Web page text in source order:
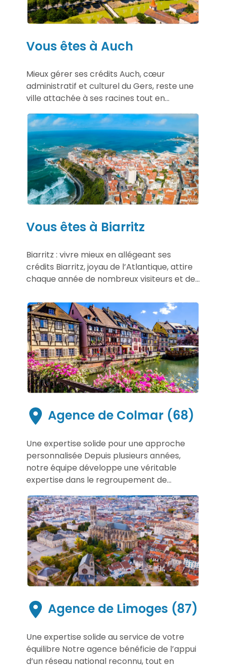
Vous êtes à Auch
Mieux gérer ses crédits Auch, cœur
administratif et culturel du Gers, reste une
ville attachée à ses racines tout en...
Vous êtes à Biarritz
Biarritz : vivre mieux en allégeant ses
crédits Biarritz, joyau de l’Atlantique, attire
chaque année de nombreux visiteurs et de...
Agence de Colmar (68)
Une expertise solide pour une approche
personnalisée Depuis plusieurs années,
notre équipe développe une véritable
expertise dans le regroupement de...
Agence de Limoges (87)
Une expertise solide au service de votre
équilibre Notre agence bénéficie de l’appui
d’un réseau national reconnu, tout en